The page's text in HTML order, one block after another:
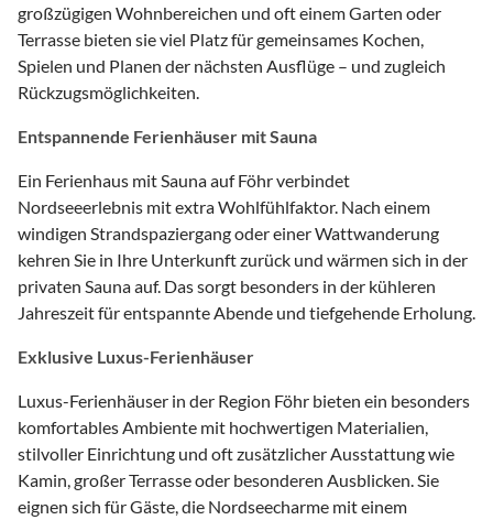
großzügigen Wohnbereichen und oft einem Garten oder
Terrasse bieten sie viel Platz für gemeinsames Kochen,
Spielen und Planen der nächsten Ausflüge – und zugleich
Rückzugsmöglichkeiten.
Entspannende Ferienhäuser mit Sauna
Ein Ferienhaus mit Sauna auf Föhr verbindet
Nordseeerlebnis mit extra Wohlfühlfaktor. Nach einem
windigen Strandspaziergang oder einer Wattwanderung
kehren Sie in Ihre Unterkunft zurück und wärmen sich in der
privaten Sauna auf. Das sorgt besonders in der kühleren
Jahreszeit für entspannte Abende und tiefgehende Erholung.
Exklusive Luxus-Ferienhäuser
Luxus-Ferienhäuser in der Region Föhr bieten ein besonders
komfortables Ambiente mit hochwertigen Materialien,
stilvoller Einrichtung und oft zusätzlicher Ausstattung wie
Kamin, großer Terrasse oder besonderen Ausblicken. Sie
eignen sich für Gäste, die Nordseecharme mit einem